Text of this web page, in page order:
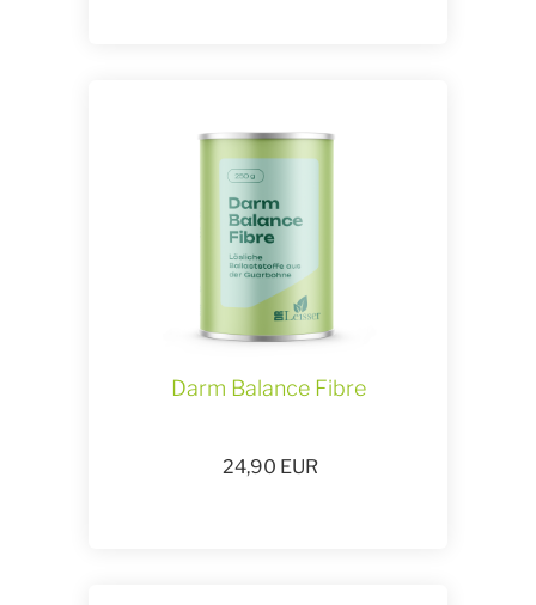
Darm Balance Fibre
24,90 EUR